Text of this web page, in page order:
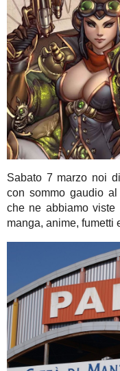
Sabato 7 marzo noi
con sommo gaudio al
che ne abbiamo viste
manga, anime, fumetti